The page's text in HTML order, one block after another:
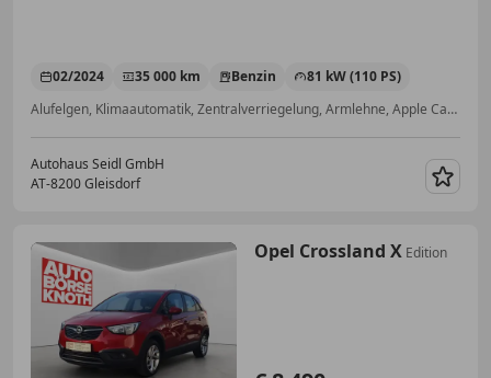
02/2024 35 000 km Benzin
81 kW (110 PS)
Alufelgen, Klimaautomatik, Zentralverriegelung, Armlehne, Apple CarPlay, Android Auto, Elektrische Fensterheber, Müdigkeitswarnsystem
Autohaus Seidl GmbH
AT-8200 Gleisdorf
Opel Crossland X Edition